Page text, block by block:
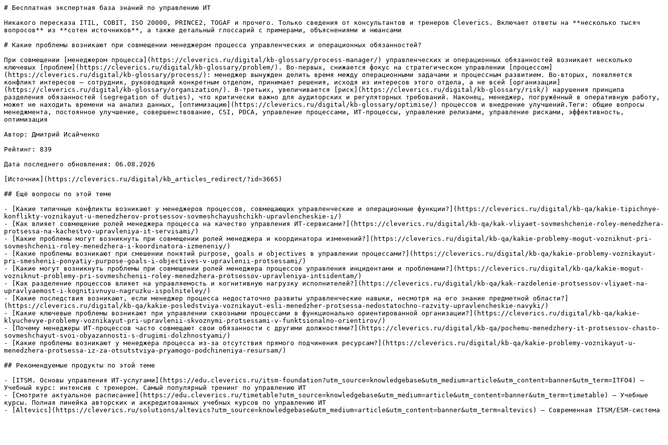
# Бесплатная экспертная база знаний по управлению ИТ
Никакого пересказа ITIL, COBIT, ISO 20000, PRINCE2, TOGAF и прочего. Только сведения от консультантов и тренеров Cleverics. Включает ответы на **несколько тысяч
вопросов** из **сотен источников**, а также детальный глоссарий с примерами, объяснениями и нюансами
# Какие проблемы возникают при совмещении менеджером процесса управленческих и операционных обязанностей?
При совмещении [менеджером процесса](https://cleverics.ru/digital/kb-glossary/process-manager/) управленческих и операционных обязанностей возникает несколько
ключевых [проблем](https://cleverics.ru/digital/kb-glossary/problem/). Во-первых, снижается фокус на стратегическом управлении [процессом]
(https://cleverics.ru/digital/kb-glossary/process/): менеджер вынужден делить время между операционными задачами и процессным развитием. Во-вторых, появляется
конфликт интересов — сотрудник, руководящий конкретным отделом, принимает решения, исходя из интересов этого отдела, а не всей [организации]
(https://cleverics.ru/digital/kb-glossary/organization/). В-третьих, увеличивается [риск](https://cleverics.ru/digital/kb-glossary/risk/) нарушения принципа
разделения обязанностей (segregation of duties), что критически важно для аудиторских и регуляторных требований. Наконец, менеджер, погружённый в оперативную работу,
может не находить времени на анализ данных, [оптимизацию](https://cleverics.ru/digital/kb-glossary/optimise/) процессов и внедрение улучшений.Теги: общие вопросы
менеджмента, постоянное улучшение, совершенствование, CSI, PDCA, управление процессами, ИТ-процессы, управление релизами, управление рисками, эффективность,
оптимизация
Автор: Дмитрий Исайченко
Рейтинг: 839
Дата последнего обновления: 06.08.2026
[Источник](https://cleverics.ru/digital/kb_articles_redirect/?id=3665)
## Ещё вопросы по этой теме
- [Какие типичные конфликты возникают у менеджеров процессов, совмещающих управленческие и операционные функции?](https://cleverics.ru/digital/kb-qa/kakie-tipichnye-
konflikty-voznikayut-u-menedzherov-protsessov-sovmeshchayushchikh-upravlencheskie-i/)
- [Как влияет совмещение ролей менеджера процесса на качество управления ИТ-сервисами?](https://cleverics.ru/digital/kb-qa/kak-vliyaet-sovmeshchenie-roley-menedzhera-
protsessa-na-kachestvo-upravleniya-it-servisami/)
- [Какие проблемы могут возникнуть при совмещении ролей менеджера и координатора изменений?](https://cleverics.ru/digital/kb-qa/kakie-problemy-mogut-vozniknut-pri-
sovmeshchenii-roley-menedzhera-i-koordinatora-izmeneniy/)
- [Какие проблемы возникают при смешении понятий purpose, goals и objectives в управлении процессами?](https://cleverics.ru/digital/kb-qa/kakie-problemy-voznikayut-
pri-smeshenii-ponyatiy-purpose-goals-i-objectives-v-upravlenii-protsessami/)
- [Какие могут возникнуть проблемы при совмещении ролей менеджера процессов управления инцидентами и проблемами?](https://cleverics.ru/digital/kb-qa/kakie-mogut-
vozniknut-problemy-pri-sovmeshchenii-roley-menedzhera-protsessov-upravleniya-intsidentam/)
- [Как разделение процессов влияет на управляемость и когнитивную нагрузку исполнителей?](https://cleverics.ru/digital/kb-qa/kak-razdelenie-protsessov-vliyaet-na-
upravlyaemost-i-kognitivnuyu-nagruzku-ispolniteley/)
- [Какие последствия возникают, если менеджер процесса недостаточно развиты управленческие навыки, несмотря на его знание предметной области?]
(https://cleverics.ru/digital/kb-qa/kakie-posledstviya-voznikayut-esli-menedzher-protsessa-nedostatochno-razvity-upravlencheskie-navyki/)
- [Какие ключевые проблемы возникают при управлении сквозными процессами в функционально ориентированной организации?](https://cleverics.ru/digital/kb-qa/kakie-
klyuchevye-problemy-voznikayut-pri-upravlenii-skvoznymi-protsessami-v-funktsionalno-orientirov/)
- [Почему менеджеры ИТ-процессов часто совмещают свои обязанности с другими должностями?](https://cleverics.ru/digital/kb-qa/pochemu-menedzhery-it-protsessov-chasto-
sovmeshchayut-svoi-obyazannosti-s-drugimi-dolzhnostyami/)
- [Какие проблемы возникают у менеджера процесса из-за отсутствия прямого подчинения ресурсам?](https://cleverics.ru/digital/kb-qa/kakie-problemy-voznikayut-u-
menedzhera-protsessa-iz-za-otsutstviya-pryamogo-podchineniya-resursam/)
## Рекомендуемые продукты по этой теме
- [ITSM. Основы управления ИТ-услугами](https://edu.cleverics.ru/itsm-foundation?utm_source=knowledgebase&utm_medium=article&utm_content=banner&utm_term=ITFO4) —
Учебный курс: интенсив с тренером. Самый популярный тренинг по управлению ИТ
- [Смотрите актуальное расписание](https://edu.cleverics.ru/timetable?utm_source=knowledgebase&utm_medium=article&utm_content=banner&utm_term=timetable) — Учебные
курсы. Полная линейка авторских и аккредитованных учебных курсов по управлению ИТ
- [Altevics](https://cleverics.ru/solutions/altevics?utm_source=knowledgebase&utm_medium=article&utm_content=banner&utm_term=altevics) — Современная ITSM/ESM-система